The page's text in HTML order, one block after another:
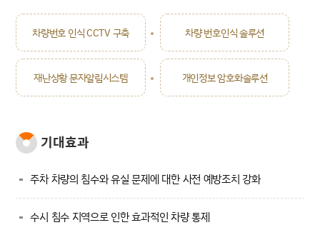
상하수도 요금안내 발송시스템
차량번호 인식 CCTV 구축 차량 번호인식 솔루션
재난상황 문자알림시스템 개인정보 암호화솔루션
기대효과
주차 차량의 침수와 유실 문제에 대한 사전 예방조치 강화
수시 침수 지역으로 인한 효과적인 차량 통제